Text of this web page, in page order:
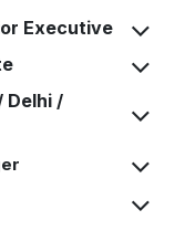
Executive
Delhi /